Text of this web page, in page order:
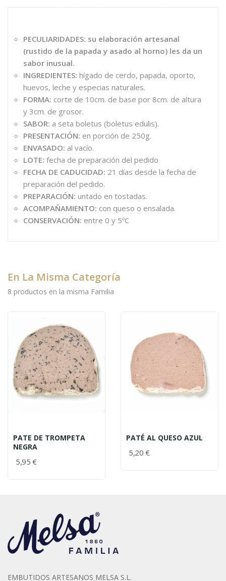
PECULIARIDADES: su elaboración artesanal
(rustido de la papada y asado al horno) les da un
sabor inusual.
INGREDIENTES: hígado de cerdo, papada, oporto,
huevos, leche y especias naturales.
FORMA: corte de 10cm. de base por 8cm. de altura
y 3cm. de grosor.
SABOR: a seta boletus (boletus edulis).
PRESENTACIÓN: en porción de 250g.
ENVASADO: al vacío.
LOTE: fecha de preparación del pedido
FECHA DE CADUCIDAD: 21 días desde la fecha de
preparación del pedido.
PREPARACIÓN: untado en tostadas.
ACOMPAÑAMIENTO: con queso o ensalada.
CONSERVACIÓN: entre 0 y 5ºC
En La Misma Categoría
8 productos en la misma Familia
PATE DE TROMPETA
NEGRA
5,95 €
PATÉ AL QUESO AZUL
5,20 €
EMBUTIDOS ARTESANOS MELSA S.L.